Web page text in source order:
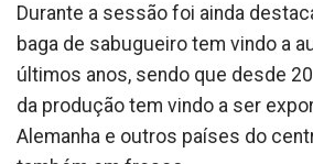
Durante a sessão foi ainda
baga de sabugueiro tem vindo a
últimos anos, sendo que desde
da produção tem vindo a ser
Alemanha e outros países do